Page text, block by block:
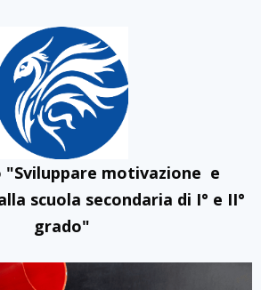
"Sviluppare motivazione e
scuola secondaria di I° e II°
grado"